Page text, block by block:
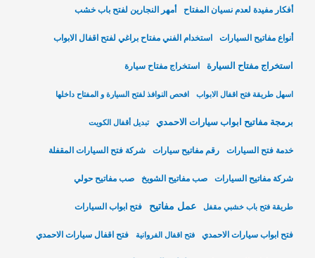
أفكار مفيدة لعدم نسيان المفتاح أمهر النجارين لفتح باب خشب
أنواع مفاتيح السيارات استخدام الفني مفتاح براغي لفتح اقفال الابواب
استخراج مفتاح السيارة استخراج مفتاح سيارة
اسهل طريقة فتح اقفال الابواب افحص النوافذ لفتح السيارة و المفتاح داخلها
برمجة مفاتيح ابواب سيارات الاحمدي تبديل أقفال الكويت
خدمة فتح السيارات رقم مفاتيح سيارات شركة فتح السيارات المقفلة
شركة مفاتيح السيارات صب مفاتيح الشويخ صب مفاتيح حولي
طريقة فتح باب خشبي مقفل عمل مفاتيح فتح ابواب السيارات
فتح ابواب سيارات الاحمدي فتح اقفال الفروانية فتح اقفال سيارات الاحمدي